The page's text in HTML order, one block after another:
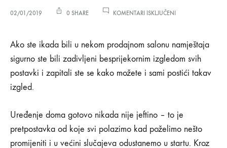
02/01/2019 0 SHARE KOMENTARI ISKLJUČENI
VAŠ
DOM
KAO
Jednostavni
načini
da
vaš
dom
Ako ste ikada bili u nekom prodajnom salonu namještaja
sigurno ste bili zadivljeni besprijekornim izgledom svih
postavki i zapitali ste se kako možete i sami postići takav
izgled.
Uređenje doma gotovo nikada nije jeftino – to je
pretpostavka od koje svi polazimo kad poželimo nešto
promijeniti i u većini slučajeva odustanemo u startu. Kroz